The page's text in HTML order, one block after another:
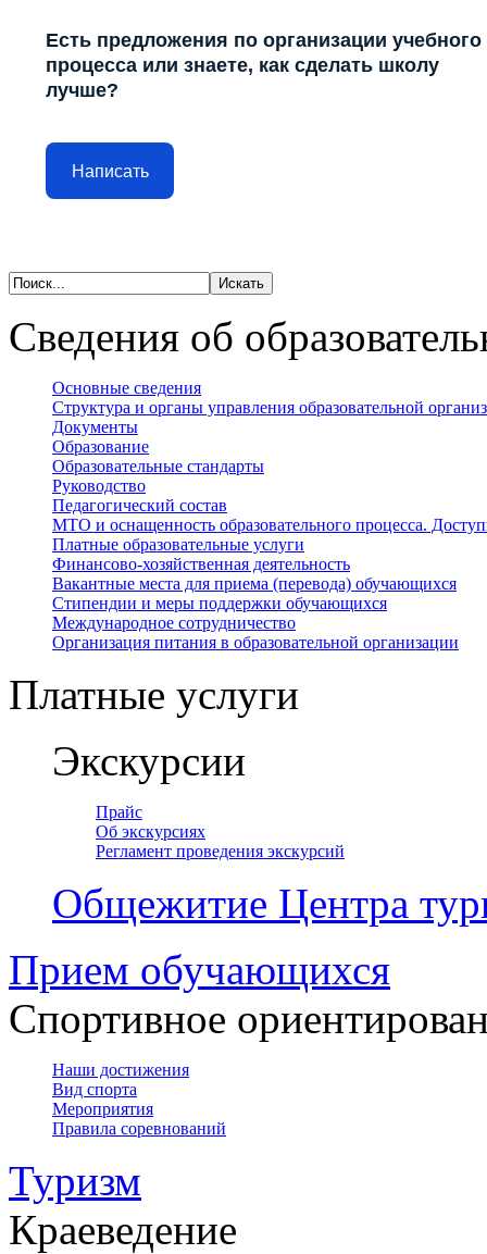
Есть предложения по организации учебного
процесса или знаете, как сделать школу
лучше?
Написать
Сведения об
Основные сведения
Структура и органы управления образовательной
Документы
Образование
Образовательные стандарты
Руководство
Педагогический состав
МТО и оснащенность образовательного процесса.
Платные образовательные услуги
Финансово-хозяйственная деятельность
Вакантные места для приема (перевода) обучающихся
Стипендии и меры поддержки обучающихся
Международное сотрудничество
Организация питания в образовательной организации
Платные услуги
Экскурсии
Прайс
Об экскурсиях
Регламент проведения экскурсий
Общежитие Центра
Прием обучающихся
Спортивное
Наши достижения
Вид спорта
Мероприятия
Правила соревнований
Туризм
Краеведение